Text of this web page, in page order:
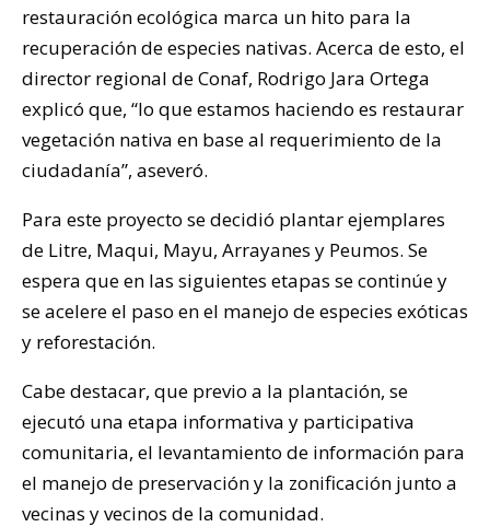
restauración ecológica marca un hito para la
recuperación de especies nativas. Acerca de esto, el
director regional de Conaf, Rodrigo Jara Ortega
explicó que, “lo que estamos haciendo es restaurar
vegetación nativa en base al requerimiento de la
ciudadanía”, aseveró.
Para este proyecto se decidió plantar ejemplares
de Litre, Maqui, Mayu, Arrayanes y Peumos. Se
espera que en las siguientes etapas se continúe y
se acelere el paso en el manejo de especies exóticas
y reforestación.
Cabe destacar, que previo a la plantación, se
ejecutó una etapa informativa y participativa
comunitaria, el levantamiento de información para
el manejo de preservación y la zonificación junto a
vecinas y vecinos de la comunidad.